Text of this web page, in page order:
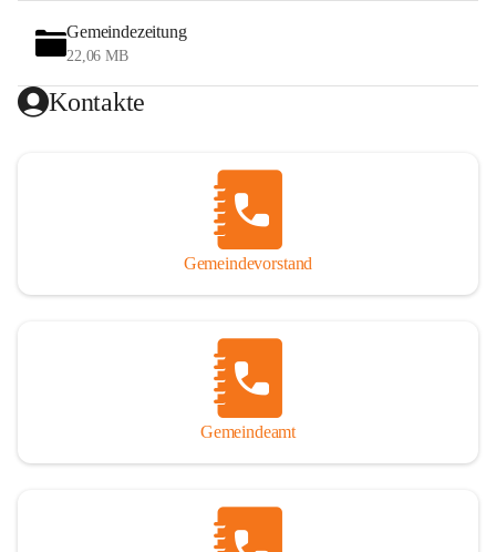
Gemeindezeitung
22,06 MB
Kontakte
Gemeindevorstand
Gemeindeamt